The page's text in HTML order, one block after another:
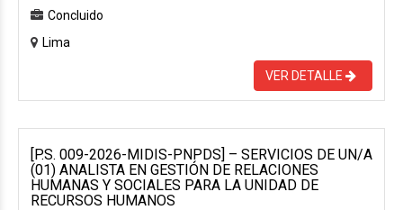
Concluido
Lima
VER DETALLE
[P.S. 009-2026-MIDIS-PNPDS] – SERVICIOS DE UN/A
(01) ANALISTA EN GESTIÓN DE RELACIONES
HUMANAS Y SOCIALES PARA LA UNIDAD DE
RECURSOS HUMANOS